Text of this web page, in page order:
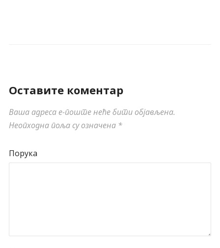
Оставите коментар
Ваша адреса е-поште неће бити објављена.
Неопходна поља су означена *
Порука